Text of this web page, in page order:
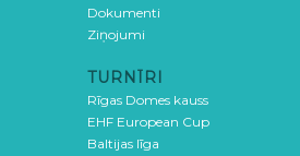
Dokumenti
Ziņojumi
TURNĪRI
Rīgas Domes kauss
EHF European Cup
Baltijas līga